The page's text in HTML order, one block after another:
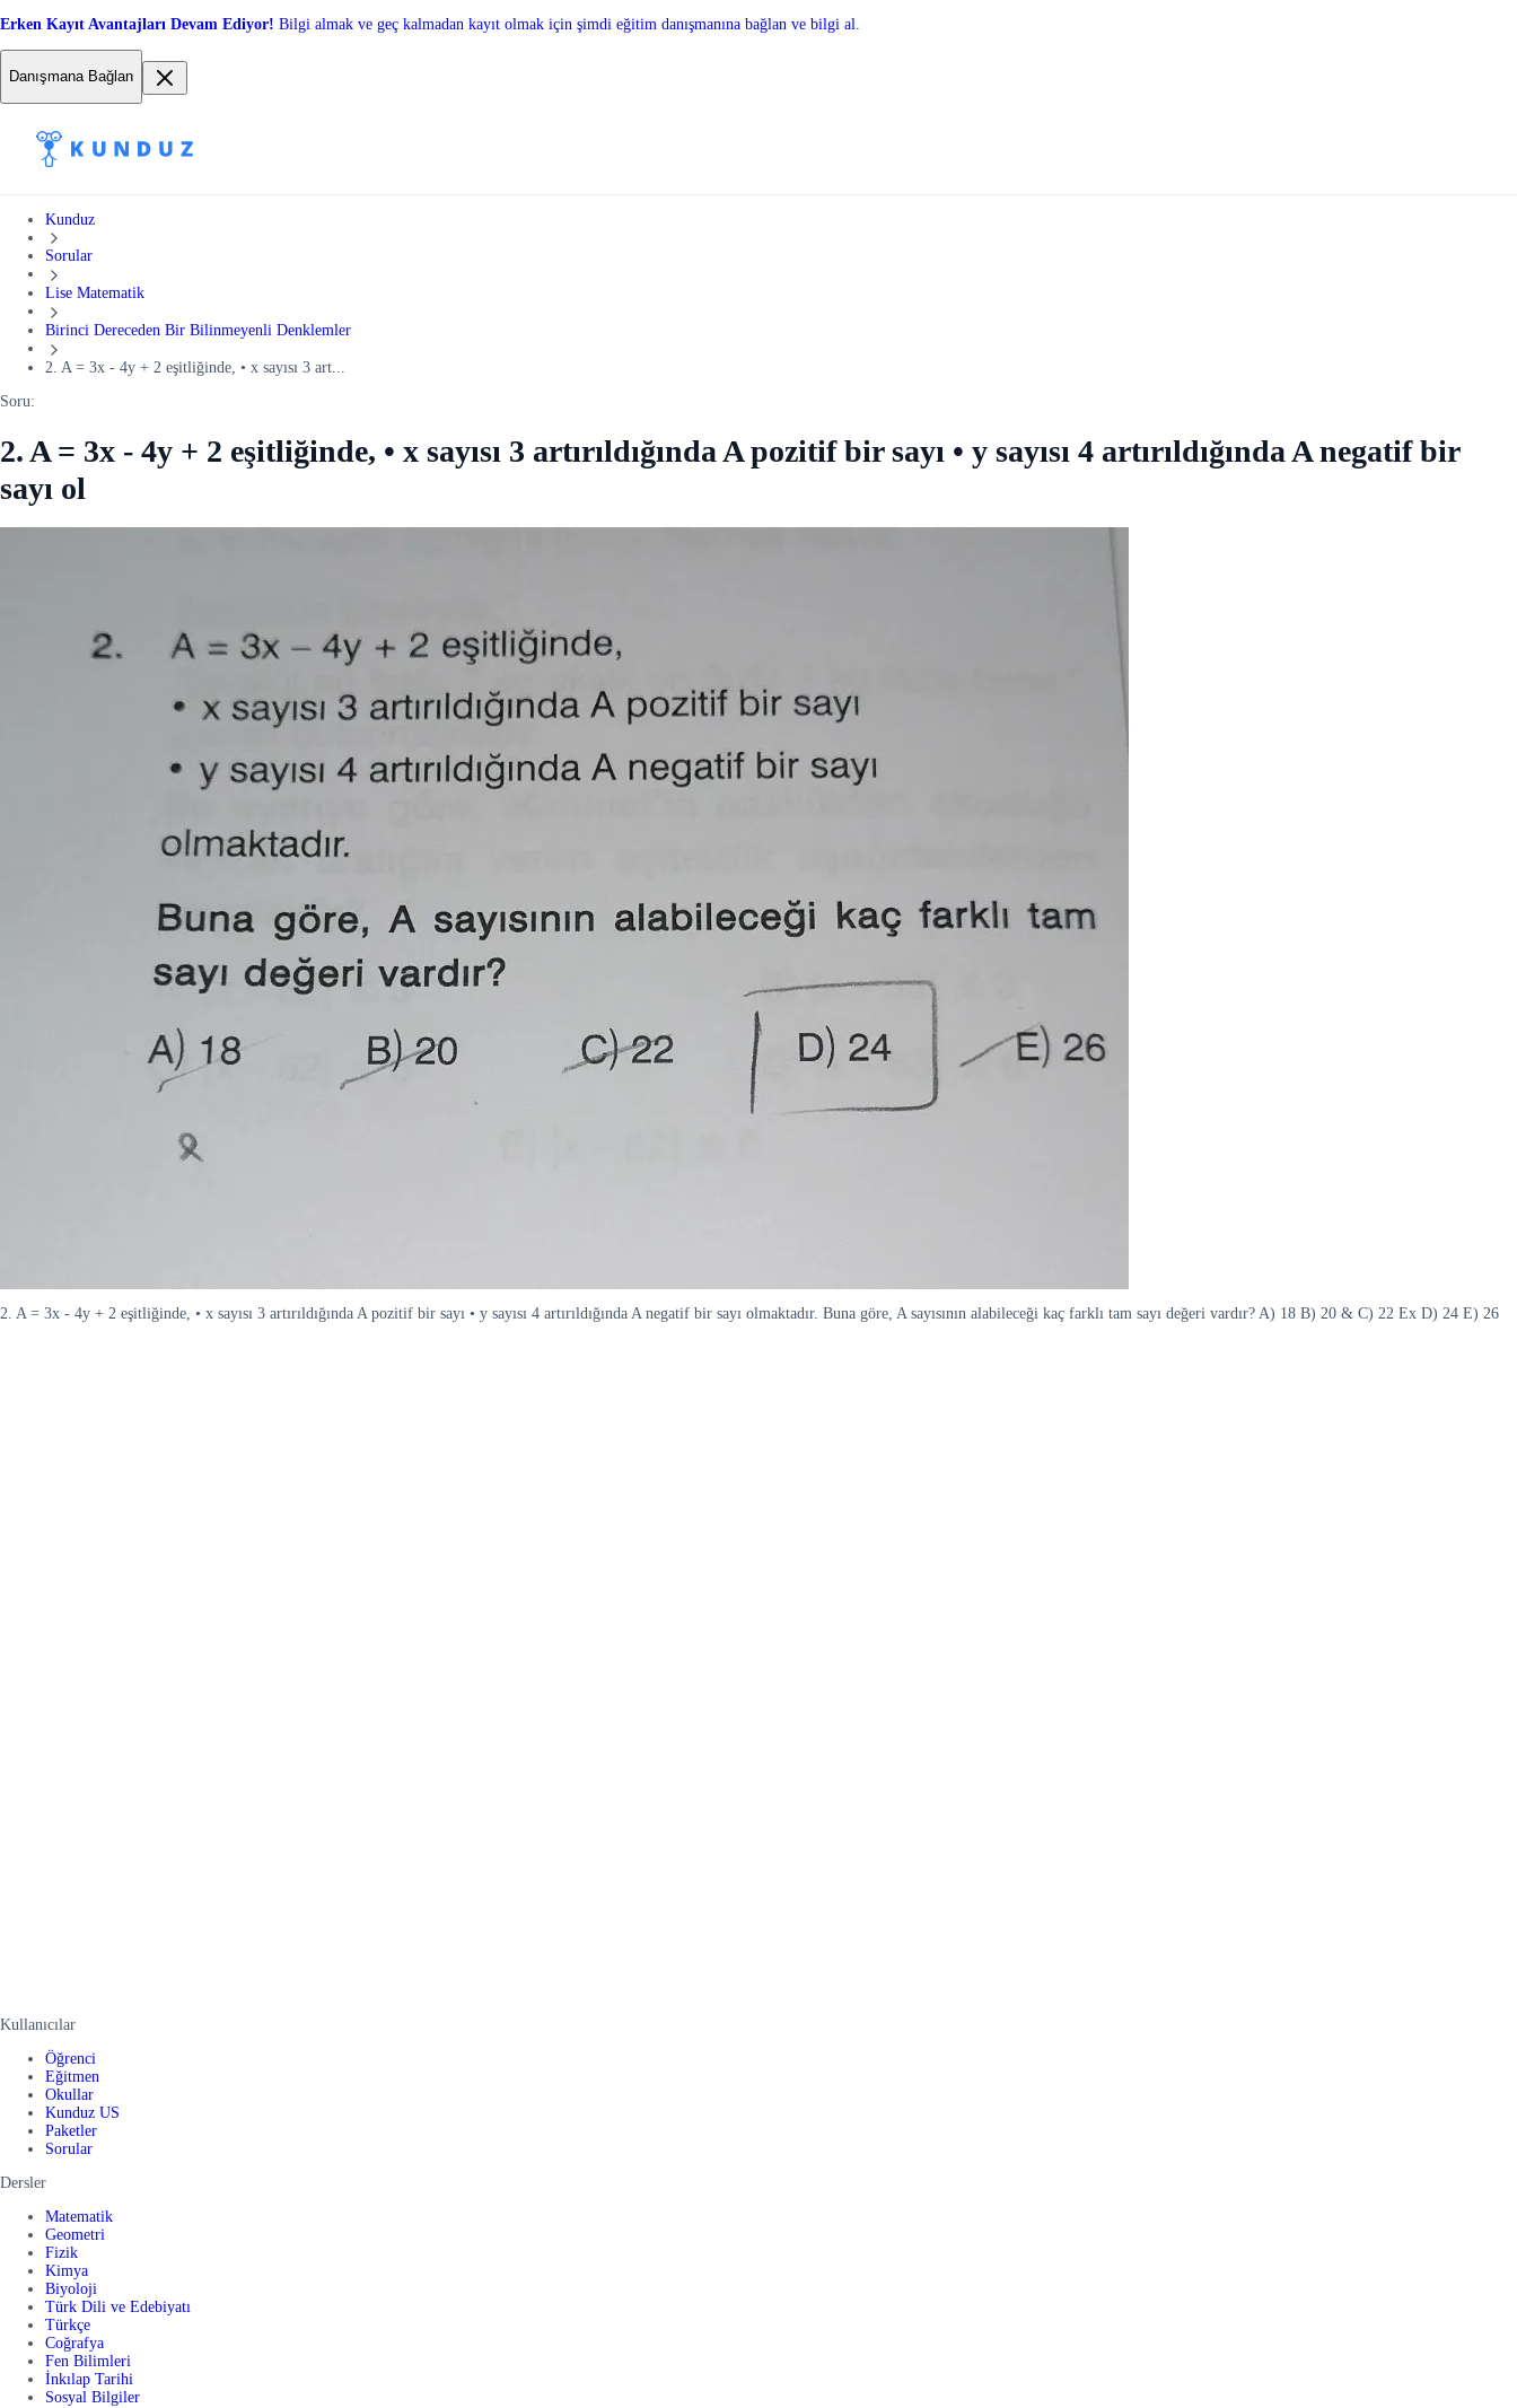
Erken Kayıt Avantajları Devam Ediyor! Bilgi almak ve geç kalmadan kayıt olmak için şimdi eğitim danışmanına bağlan ve bilgi al.
Danışmana Bağlan
Kunduz
Sorular
Lise Matematik
Birinci Dereceden Bir Bilinmeyenli Denklemler
2. A = 3x - 4y + 2 eşitliğinde, • x sayısı 3 art...
Soru:
2. A = 3x - 4y + 2 eşitliğinde, • x sayısı 3 artırıldığında A pozitif bir sayı • y sayısı 4 artırıldığında A negatif bir
sayı ol
2. A = 3x - 4y + 2 eşitliğinde, • x sayısı 3 artırıldığında A pozitif bir sayı • y sayısı 4 artırıldığında A negatif bir sayı olmaktadır. Buna göre, A sayısının alabileceği kaç farklı tam sayı değeri vardır? A) 18 B) 20 & C) 22 Ex D) 24 E) 26
Kullanıcılar
Öğrenci
Eğitmen
Okullar
Kunduz US
Paketler
Sorular
Dersler
Matematik
Geometri
Fizik
Kimya
Biyoloji
Türk Dili ve Edebiyatı
Türkçe
Coğrafya
Fen Bilimleri
İnkılap Tarihi
Sosyal Bilgiler